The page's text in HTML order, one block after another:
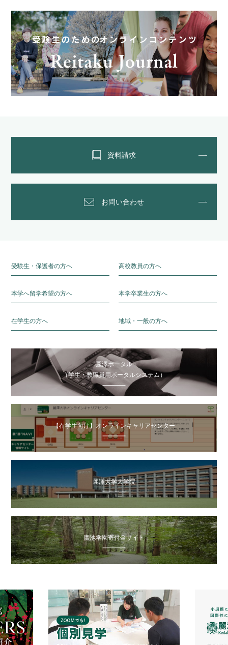
資料請求
お問い合わせ
受験生・保護者の方へ 高校教員の方へ
本学へ留学希望の方へ 本学卒業生の方へ
在学生の方へ 地域・一般の方へ
麗澤ポータル
（学生・教職員用ポータルシステム）
【在学生向け】オンラインキャリアセンター
麗澤大学大学院
廣池学園寄付金サイト